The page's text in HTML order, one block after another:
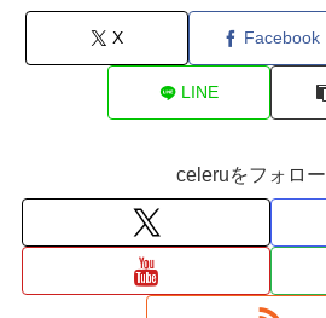
X Facebook
LINE
celeruをフォロ